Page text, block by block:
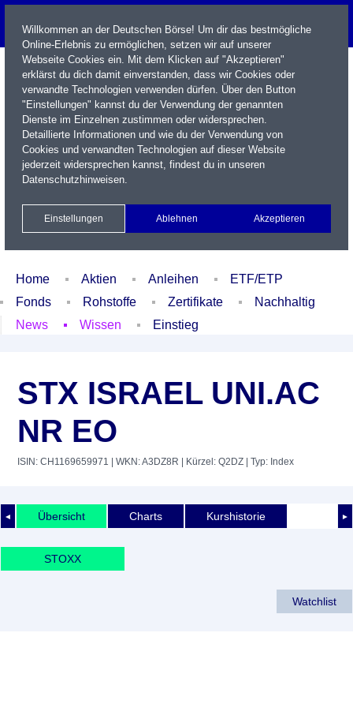
Name / WKN / ISIN / Kürzel
Xetra Realtime
Watchlist Portfolio Login
Home Aktien Anleihen
ETF/ETP
Fonds
Rohstoffe Zertifikate
Nachhaltig
News
Wissen Einstieg
STX ISRAEL UNI.AC
NR EO
ISIN: CH1169659971 | WKN: A3DZ8R | Kürzel: Q2DZ | Typ: Index
◄ ►
Übersicht Charts Kurshistorie
STOXX
Watchlist
Willkommen an der Deutschen Börse! Um dir das bestmögliche
Online-Erlebnis zu ermöglichen, setzen wir auf unserer
Webseite Cookies ein. Mit dem Klicken auf "Akzeptieren"
erklärst du dich damit einverstanden, dass wir Cookies oder
verwandte Technologien verwenden dürfen. Über den Button
"Einstellungen" kannst du der Verwendung der genannten
Dienste im Einzelnen zustimmen oder widersprechen.
Detaillierte Informationen und wie du der Verwendung von
Cookies und verwandten Technologien auf dieser Website
jederzeit widersprechen kannst, findest du in unseren
Datenschutzhinweisen.
Einstellungen Ablehnen Akzeptieren